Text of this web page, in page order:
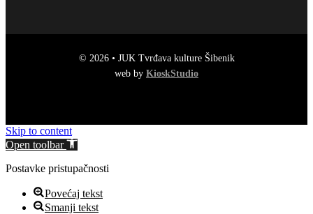
© 2026 • JUK Tvrđava kulture Šibenik
web by KioskStudio
Skip to content
Open toolbar
Postavke pristupačnosti
Povećaj tekst
Smanji tekst